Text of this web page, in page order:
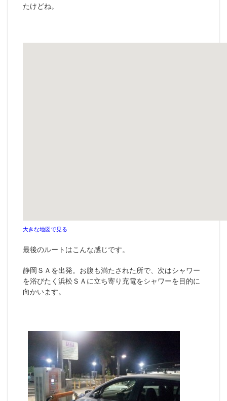
たけどね。
大きな地図で見る
最後のルートはこんな感じです。
静岡ＳＡを出発。お腹も満たされた所で、次はシャワー
を浴びたく浜松ＳＡに立ち寄り充電をシャワーを目的に
向かいます。